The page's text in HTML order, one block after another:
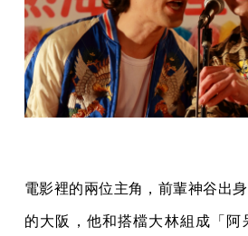
電影裡的兩位主角，前輩神谷出
的大阪，他和搭檔大林組成「阿